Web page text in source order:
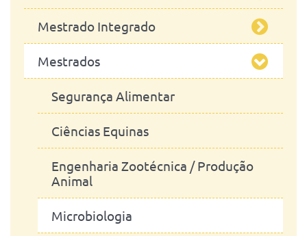
Engenharia Zootécnica
Mestrado Integrado
Mestrado Integrado em Medicina
Veterinária
Mestrados
Segurança Alimentar
Ciências Equinas
Engenharia Zootécnica / Produção
Animal
Microbiologia